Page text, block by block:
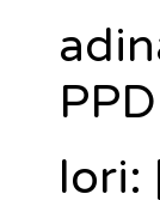
lori: